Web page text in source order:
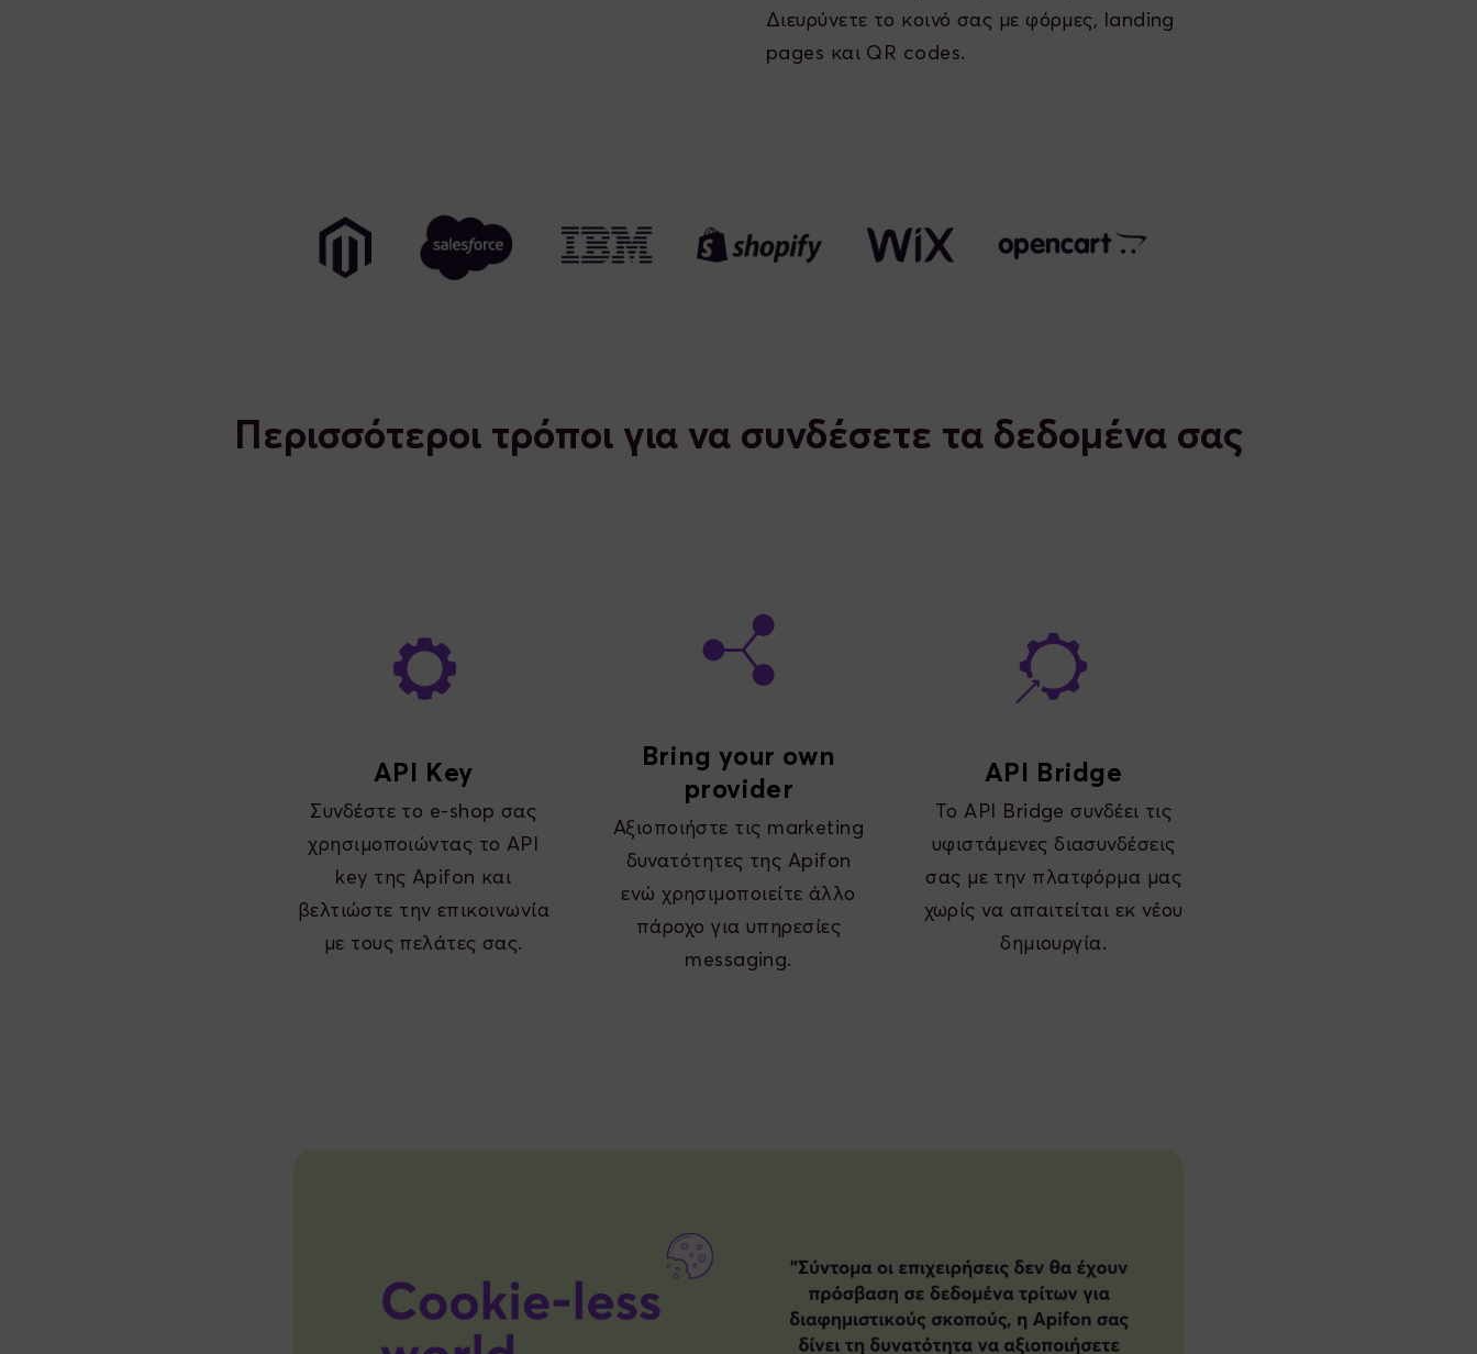
Διευρύνετε το κοινό σας με φόρμες, landing
pages και QR codes.
Περισσότεροι τρόποι για να συνδέσετε τα δεδομένα σας
API Key
Συνδέστε το e-shop σας
χρησιμοποιώντας το API
key της Apifon και
βελτιώστε την επικοινωνία
με τους πελάτες σας.
Bring your own
provider
Αξιοποιήστε τις marketing
δυνατότητες της Apifon
ενώ χρησιμοποιείτε άλλο
πάροχο για υπηρεσίες
messaging.
API Bridge
Το API Bridge συνδέει τις
υφιστάμενες διασυνδέσεις
σας με την πλατφόρμα μας
χωρίς να απαιτείται εκ νέου
δημιουργία.